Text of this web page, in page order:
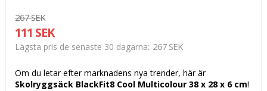
267 SEK
111 SEK
Lägsta pris de senaste 30 dagarna 267 SEK
Om du letar efter marknadens nya trender, här är
Skolryggsäck BlackFit8 Cool Multicolour 38 x 28 x 6 cm!